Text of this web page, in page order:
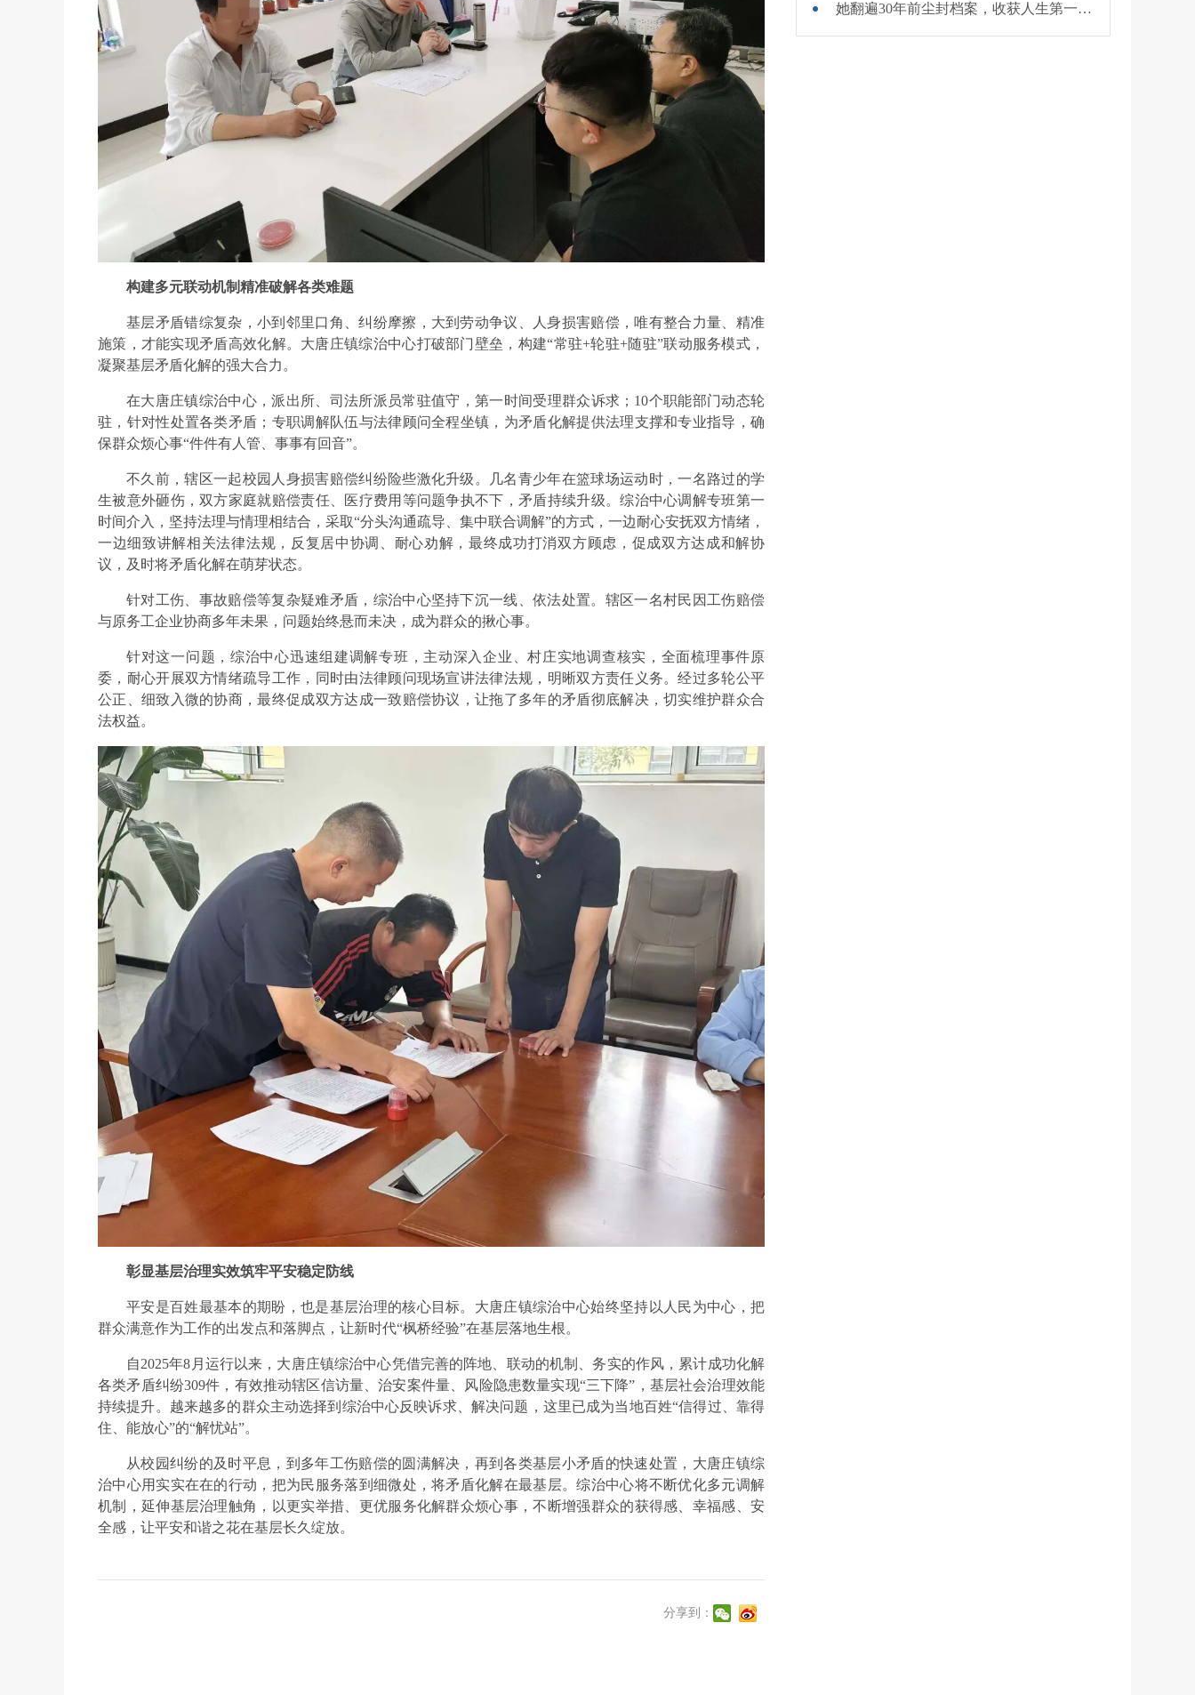
构建多元联动机制精准破解各类难题
基层矛盾错综复杂，小到邻里口角、纠纷摩擦，大到劳动争议、人身损害赔偿，唯有整合力量、精准
施策，才能实现矛盾高效化解。大唐庄镇综治中心打破部门壁垒，构建“常驻+轮驻+随驻”联动服务模式，
凝聚基层矛盾化解的强大合力。
在大唐庄镇综治中心，派出所、司法所派员常驻值守，第一时间受理群众诉求；10个职能部门动态轮
驻，针对性处置各类矛盾；专职调解队伍与法律顾问全程坐镇，为矛盾化解提供法理支撑和专业指导，确
保群众烦心事“件件有人管、事事有回音”。
不久前，辖区一起校园人身损害赔偿纠纷险些激化升级。几名青少年在篮球场运动时，一名路过的学
生被意外砸伤，双方家庭就赔偿责任、医疗费用等问题争执不下，矛盾持续升级。综治中心调解专班第一
时间介入，坚持法理与情理相结合，采取“分头沟通疏导、集中联合调解”的方式，一边耐心安抚双方情绪，
一边细致讲解相关法律法规，反复居中协调、耐心劝解，最终成功打消双方顾虑，促成双方达成和解协
议，及时将矛盾化解在萌芽状态。
针对工伤、事故赔偿等复杂疑难矛盾，综治中心坚持下沉一线、依法处置。辖区一名村民因工伤赔偿
与原务工企业协商多年未果，问题始终悬而未决，成为群众的揪心事。
针对这一问题，综治中心迅速组建调解专班，主动深入企业、村庄实地调查核实，全面梳理事件原
委，耐心开展双方情绪疏导工作，同时由法律顾问现场宣讲法律法规，明晰双方责任义务。经过多轮公平
公正、细致入微的协商，最终促成双方达成一致赔偿协议，让拖了多年的矛盾彻底解决，切实维护群众合
法权益。
彰显基层治理实效筑牢平安稳定防线
平安是百姓最基本的期盼，也是基层治理的核心目标。大唐庄镇综治中心始终坚持以人民为中心，把
群众满意作为工作的出发点和落脚点，让新时代“枫桥经验”在基层落地生根。
自2025年8月运行以来，大唐庄镇综治中心凭借完善的阵地、联动的机制、务实的作风，累计成功化解
各类矛盾纠纷309件，有效推动辖区信访量、治安案件量、风险隐患数量实现“三下降”，基层社会治理效能
持续提升。越来越多的群众主动选择到综治中心反映诉求、解决问题，这里已成为当地百姓“信得过、靠得
住、能放心”的“解忧站”。
从校园纠纷的及时平息，到多年工伤赔偿的圆满解决，再到各类基层小矛盾的快速处置，大唐庄镇综
治中心用实实在在的行动，把为民服务落到细微处，将矛盾化解在最基层。综治中心将不断优化多元调解
机制，延伸基层治理触角，以更实举措、更优服务化解群众烦心事，不断增强群众的获得感、幸福感、安
全感，让平安和谐之花在基层长久绽放。
分享到：
她翻遍30年前尘封档案，收获人生第一面锦旗